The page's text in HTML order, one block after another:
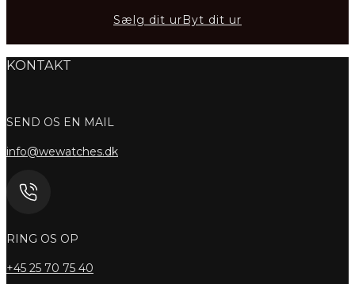
Sælg dit urByt dit ur
KONTAKT
SEND OS EN MAIL
info@wewatches.dk
RING OS OP
+45 25 70 75 40